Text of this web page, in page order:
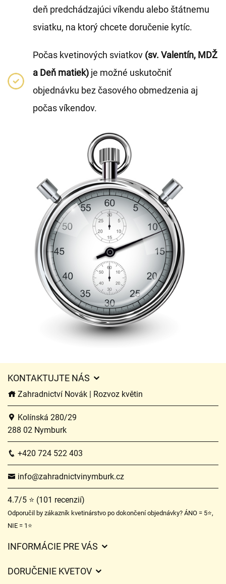
deň predchádzajúci víkendu alebo štátnemu
sviatku, na ktorý chcete doručenie kytíc.
Počas kvetinových sviatkov (sv. Valentín, MDŽ
a Deň matiek) je možné uskutočniť
objednávku bez časového obmedzenia aj
počas víkendov.
KONTAKTUJTE NÁS
Zahradnictví Novák | Rozvoz květin
Kolínská 280/29
288 02 Nymburk
+420 724 522 403
info@zahradnictvinymburk.cz
4.7/5 ⭐ (101 recenzií)
Odporučil by zákazník kvetinárstvo po dokončení objednávky? ÁNO = 5⭐,
NIE = 1⭐
INFORMÁCIE PRE VÁS
DORUČENIE KVETOV